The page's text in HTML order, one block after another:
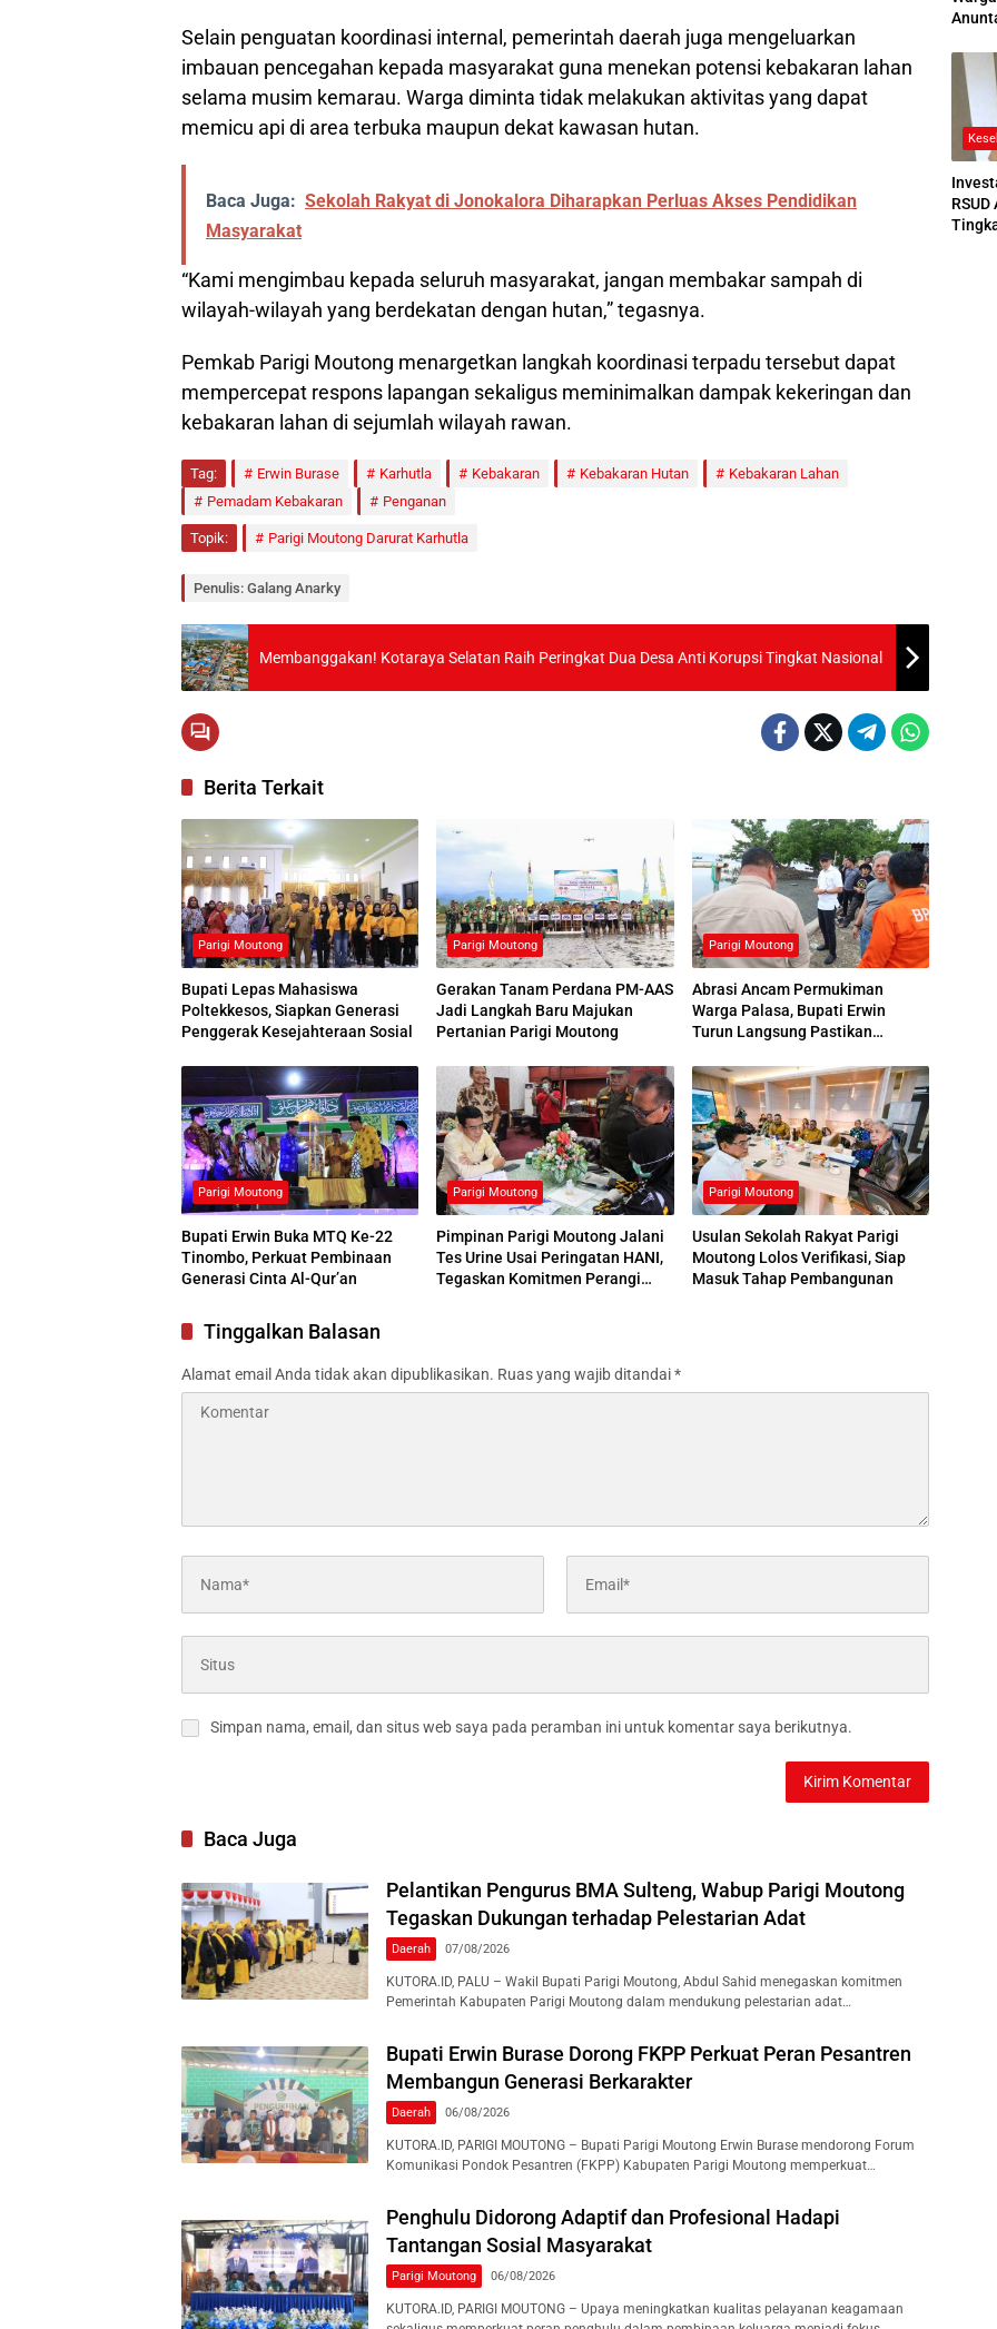
Selain penguatan koordinasi internal, pemerintah daerah juga mengeluarkan
imbauan pencegahan kepada masyarakat guna menekan potensi kebakaran lahan
selama musim kemarau. Warga diminta tidak melakukan aktivitas yang dapat
memicu api di area terbuka maupun dekat kawasan hutan.
Baca Juga: Sekolah Rakyat di Jonokalora Diharapkan Perluas Akses Pendidikan
Masyarakat
“Kami mengimbau kepada seluruh masyarakat, jangan membakar sampah di
wilayah-wilayah yang berdekatan dengan hutan,” tegasnya.
Pemkab Parigi Moutong menargetkan langkah koordinasi terpadu tersebut dapat
mempercepat respons lapangan sekaligus meminimalkan dampak kekeringan dan
kebakaran lahan di sejumlah wilayah rawan.
Tag: Erwin Burase Karhutla Kebakaran Kebakaran Hutan
Kebakaran Lahan
Pemadam Kebakaran
Penganan
Topik: Parigi Moutong Darurat Karhutla
Penulis: Galang Anarky
Membanggakan! Kotaraya Selatan Raih Peringkat Dua Desa Anti Korupsi Tingkat Nasional
Berita Terkait
Parigi Moutong
Bupati Lepas Mahasiswa
Poltekkesos, Siapkan Generasi
Penggerak Kesejahteraan Sosial
Parigi Moutong
Gerakan Tanam Perdana PM-AAS
Jadi Langkah Baru Majukan
Pertanian Parigi Moutong
Parigi Moutong
Abrasi Ancam Permukiman
Warga Palasa, Bupati Erwin
Turun Langsung Pastikan
Parigi Moutong
Bupati Erwin Buka MTQ Ke-22
Tinombo, Perkuat Pembinaan
Generasi Cinta Al-Qur’an
Parigi Moutong
Pimpinan Parigi Moutong Jalani
Tes Urine Usai Peringatan HANI,
Tegaskan Komitmen Perangi
Parigi Moutong
Usulan Sekolah Rakyat Parigi
Moutong Lolos Verifikasi, Siap
Masuk Tahap Pembangunan
Tinggalkan Balasan
Alamat email Anda tidak akan dipublikasikan. Ruas yang wajib ditandai*
Simpan nama, email, dan situs web saya pada peramban ini untuk komentar saya berikutnya.
Baca Juga
Pelantikan Pengurus BMA Sulteng, Wabup Parigi Moutong
Tegaskan Dukungan terhadap Pelestarian Adat
Daerah 07/08/2026
KUTORA.ID, PALU – Wakil Bupati Parigi Moutong, Abdul Sahid menegaskan komitmen
Pemerintah Kabupaten Parigi Moutong dalam mendukung pelestarian adat…
Bupati Erwin Burase Dorong FKPP Perkuat Peran Pesantren
Membangun Generasi Berkarakter
Daerah 06/08/2026
KUTORA.ID, PARIGI MOUTONG – Bupati Parigi Moutong Erwin Burase mendorong Forum
Komunikasi Pondok Pesantren (FKPP) Kabupaten Parigi Moutong memperkuat…
Penghulu Didorong Adaptif dan Profesional Hadapi
Tantangan Sosial Masyarakat
Parigi Moutong 06/08/2026
KUTORA.ID, PARIGI MOUTONG – Upaya meningkatkan kualitas pelayanan keagamaan